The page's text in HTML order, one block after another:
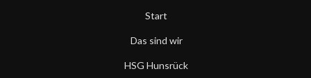
Start
Das sind wir
HSG Hunsrück